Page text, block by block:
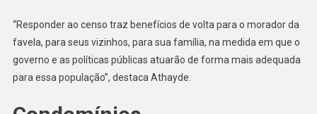
“Responder ao censo traz benefícios de volta para o morador da
favela, para seus vizinhos, para sua família, na medida em que o
governo e as políticas públicas atuarão de forma mais adequada
para essa população”, destaca Athayde.